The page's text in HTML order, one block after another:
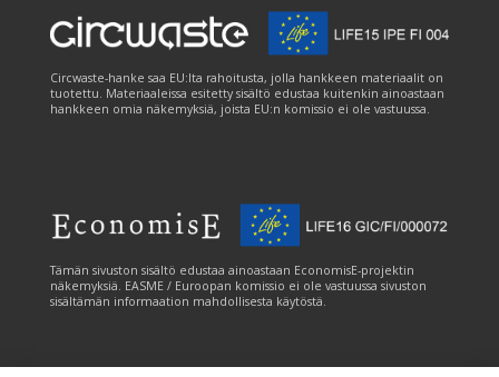
Circwaste-hanke saa EU:lta rahoitusta, jolla hankkeen materiaalit on
tuotettu. Materiaaleissa esitetty sisältö edustaa kuitenkin ainoastaan
hankkeen omia näkemyksiä, joista EU:n komissio ei ole vastuussa.
Tämän sivuston sisältö edustaa ainoastaan EconomisE-projektin
näkemyksiä. EASME / Euroopan komissio ei ole vastuussa sivuston
sisältämän informaation mahdollisesta käytöstä.